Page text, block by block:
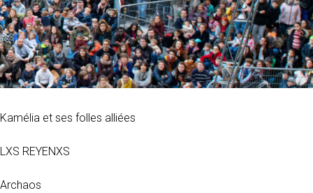
Kamélia et ses folles alliées
LXS REYENXS
Archaos